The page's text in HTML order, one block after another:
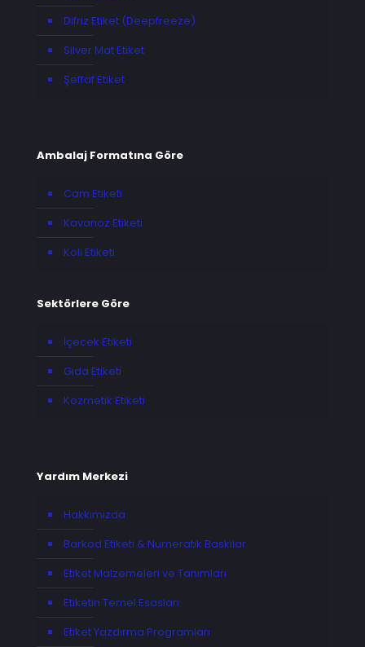
Difriz Etiket (Deepfreeze)
Silver Mat Etiket
Şeffaf Etiket
Ambalaj Formatına Göre
Cam Etiketi
Kavanoz Etiketi
Koli Etiketi
Sektörlere Göre
İçecek Etiketi
Gıda Etiketi
Kozmetik Etiketi
Yardım Merkezi
Hakkımızda
Barkod Etiketi & Numeratik Baskılar
Etiket Malzemeleri ve Tanımları
Etiketin Temel Esasları
Etiket Yazdırma Programları